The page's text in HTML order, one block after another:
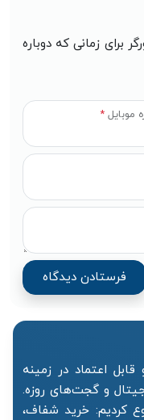
موبایل *
برای زمانی که دوباره
اعتماد در زمینه
و گجت‌های روزه.
کردیم: خرید شفاف،